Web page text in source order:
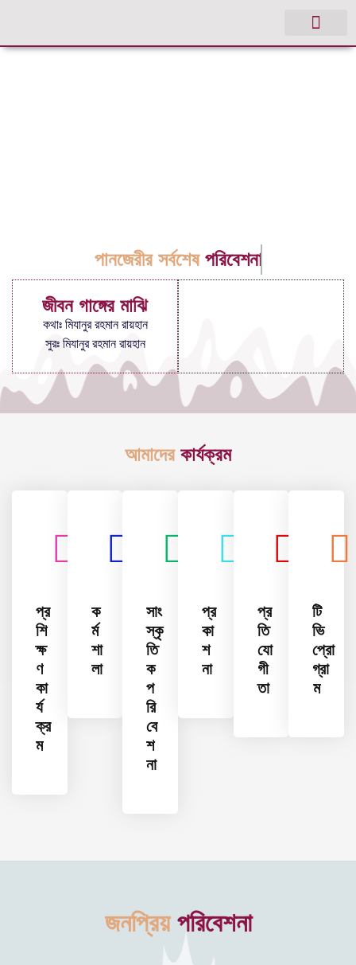
পানজেরীর সর্বশেষ পরিবেশনা
জীবন গাঙ্গের মাঝি
কথাঃ মিযানুর রহমান রায়হান
সুরঃ মিযানুর রহমান রায়হান
আমাদের কার্যক্রম
প্র
শি
ক্ষ
ণ
কা
র্য
ক্র
ম
ক
র্ম
শা
লা
সাং
স্কৃ
তি
ক
প
রি
বে
শ
না
প্র
কা
শ
না
প্র
তি
যো
গী
তা
টি
ভি
প্রো
গ্রা
ম
জনপ্রিয় পরিবেশনা